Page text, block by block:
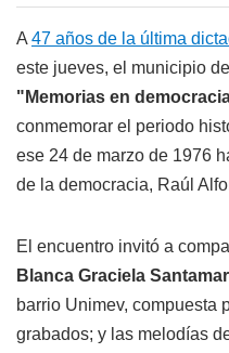
A47 años de la última
este jueves, el municipio
"Memorias en
conmemorar el periodo
ese 24 de marzo de 1976
de la democracia, Raúl
El encuentro invitó a
Blanca Graciela
barrio Unimev, compuesta
grabados; y las melodías